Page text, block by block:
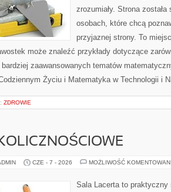
zrozumiały. Strona
osobach, które chcą
przyjaznej strony. To
może znaleźć przykłady dotyczące
zaawansowanych tematów
Życiu i Matematyka w Technologii i
ZDROWIE
CZE - 7 - 2026 MOŻLIWOŚĆ
Sala Lacerta to praktyczny